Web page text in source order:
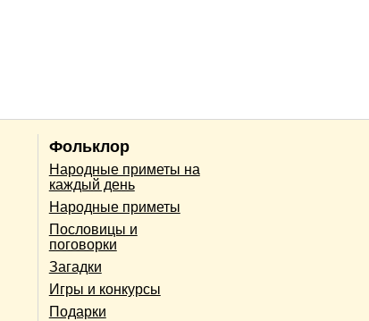
Фольклор
Народные приметы на
каждый день
Народные приметы
Пословицы и
поговорки
Загадки
Игры и конкурсы
Подарки